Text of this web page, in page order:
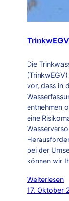
Die
vor, dass in
entnehmen
eine
bei der
können wir
Weiterlesen
17. Oktober